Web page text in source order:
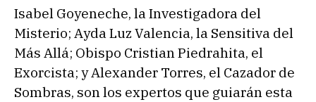
Isabel Goyeneche, la Investigadora del
Misterio; Ayda Luz Valencia, la Sensitiva del
Más Allá; Obispo Cristian Piedrahita, el
Exorcista; y Alexander Torres, el Cazador de
Sombras, son los expertos que guiarán esta